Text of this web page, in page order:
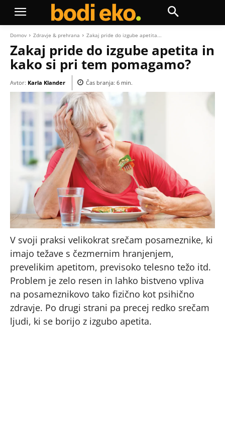
Domov Zdravje & prehrana Zakaj pride do izgube apetita...
Zakaj pride do izgube apetita in
kako si pri tem pomagamo?
Avtor: Karla Klander Čas branja: 6 min.
V svoji praksi velikokrat srečam posameznike, ki
imajo težave s čezmernim hranjenjem,
prevelikim apetitom, previsoko telesno težo itd.
Problem je zelo resen in lahko bistveno vpliva
na posameznikovo tako fizično kot psihično
zdravje. Po drugi strani pa precej redko srečam
ljudi, ki se borijo z izgubo apetita.